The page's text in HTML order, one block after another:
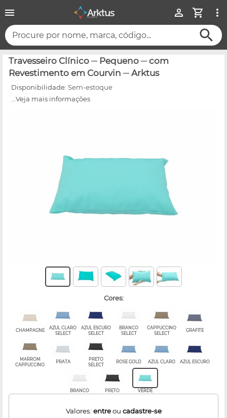
Procure por nome, marca, código...
Travesseiro Clínico ─ Pequeno ─ com
Revestimento em Courvin ─ Arktus
Disponibilidade: Sem-estoque
...Veja mais informações
cores:
CHAMPAGNE
AZUL CLARO
SELECT
AZUL ESCURO
SELECT
BRANCO
SELECT
CAPPUCCINO
SELECT
GRAFITE
MARROM
CAPPUCCINO
PRATA
PRETO
SELECT
ROSE GOLD AZUL CLARO AZUL ESCURO
BRANCO PRETO VERDE
Valores: entreou cadastre-se